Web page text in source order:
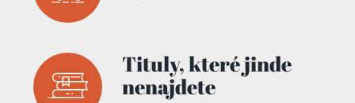
Tituly,které jinde
nenajdete